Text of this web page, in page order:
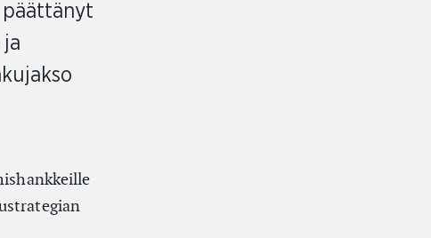
päättänyt